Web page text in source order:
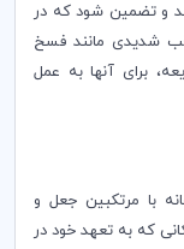
و تضمین شود که در
شدیدی مانند فسخ
برای آنها به عمل
با مرتکبین جعل و
که به تعهد خود در